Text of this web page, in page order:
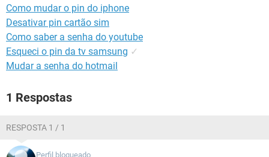
Como mudar o pin do iphone
Desativar pin cartão sim
Como saber a senha do youtube
Esqueci o pin da tv samsung ✓
Mudar a senha do hotmail
1 Respostas
RESPOSTA 1 / 1
Perfil bloqueado